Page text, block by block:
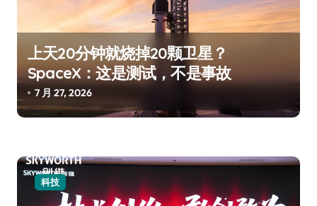
上天20分钟就烧掉20颗卫星？
SpaceX：这是测试，不是事故
7 月 27, 2026
科技